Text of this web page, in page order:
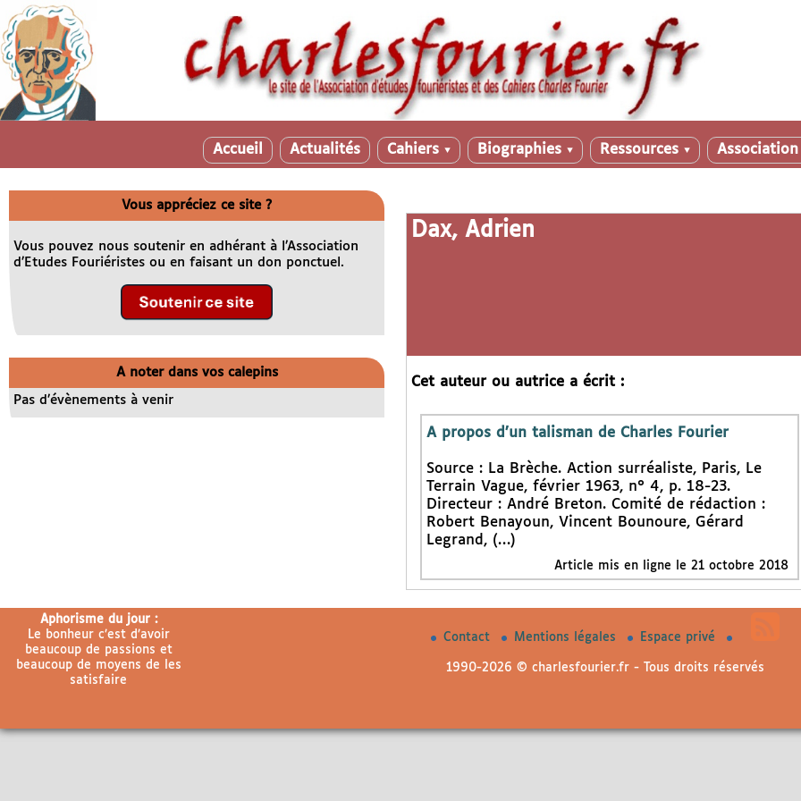
Accueil Actualités Cahiers ▼ Biographies ▼ Ressources ▼
Dax, Adrien
Cet auteur ou autrice a écrit :
A propos d’un talisman de Charles Fourier
Source : La Brèche. Action surréaliste, Paris, Le
Terrain Vague, février 1963, n° 4, p. 18-23.
Directeur : André Breton. Comité de rédaction :
Robert Benayoun, Vincent Bounoure, Gérard
Legrand, (…)
Article mis en ligne le 21 octobre 2018
Vous appréciez ce site ?
Vous pouvez nous soutenir en adhérant à l’Association
d’Etudes Fouriéristes ou en faisant un don ponctuel.
A noter dans vos calepins
Pas d’évènements à venir
Aphorisme du jour :
Le bonheur c’est d’avoir
beaucoup de passions et
beaucoup de moyens de les
satisfaire
Contact Mentions légales Espace privé
1990-2026 © charlesfourier.fr - Tous droits réservés